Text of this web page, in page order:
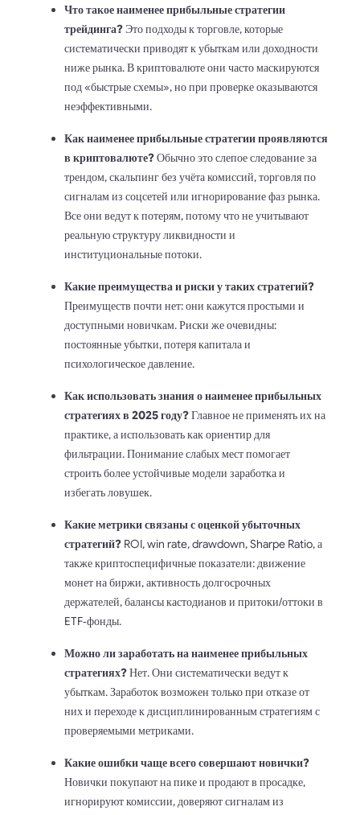
Что такое наименее прибыльные стратегии
трейдинга?Это подходы к торговле, которые
систематически приводят к убыткам или доходности
ниже рынка. В криптовалюте они часто маскируются
под «быстрые схемы», но при проверке оказываются
неэффективными.
Как наименее прибыльные стратегии проявляются
в криптовалюте?Обычно это слепое следование за
трендом, скальпинг без учёта комиссий, торговля по
сигналам из соцсетей или игнорирование фаз рынка.
Все они ведут к потерям, потому что не учитывают
реальную структуру ликвидности и
институциональные потоки.
Какие преимущества и риски у таких стратегий?
Преимуществ почти нет: они кажутся простыми и
доступными новичкам. Риски же очевидны:
постоянные убытки, потеря капитала и
психологическое давление.
Как использовать знания о наименее прибыльных
стратегиях в 2025 году?Главное не применять их на
практике, а использовать как ориентир для
фильтрации. Понимание слабых мест помогает
строить более устойчивые модели заработка и
избегать ловушек.
Какие метрики связаны с оценкой убыточных
стратегий? ROI, win rate, drawdown, Sharpe Ratio, а
также криптоспецифичные показатели: движение
монет на биржи, активность долгосрочных
держателей, балансы кастодианов и притоки/оттоки в
ETF‑фонды.
Можно ли заработать на наименее прибыльных
стратегиях?Нет. Они систематически ведут к
убыткам. Заработок возможен только при отказе от
них и переходе к дисциплинированным стратегиям с
проверяемыми метриками.
Какие ошибки чаще всего совершают новички?
Новички покупают на пике и продают в просадке,
игнорируют комиссии, доверяют сигналам из